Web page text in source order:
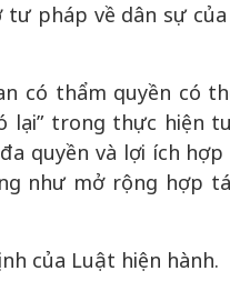
pháp về dân sự
có thẩm quyền có
lại” trong thực hiện
quyền và lợi ích
như mở rộng hợp
của Luật hiện hành.